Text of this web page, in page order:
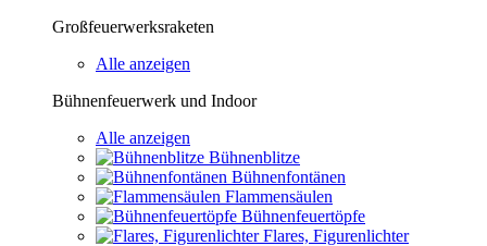
Großfeuerwerksraketen
Alle anzeigen
Bühnenfeuerwerk und Indoor
Alle anzeigen
Bühnenblitze
Bühnenfontänen
Flammensäulen
Bühnenfeuertöpfe
Flares, Figurenlichter